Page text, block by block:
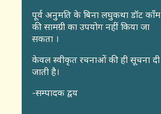
पूर्व अनुमति के बिना लघुकथा डॉट कॉंम
की सामग्री का उपयोग नहीं किया जा
सकता ।
केवल स्वीकृत रचनाओं की ही सूचना दी
जाती है।
-सम्पादक द्वय